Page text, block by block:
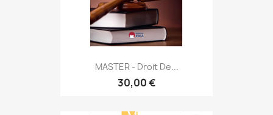
MASTER - Droit De...
30,00 €